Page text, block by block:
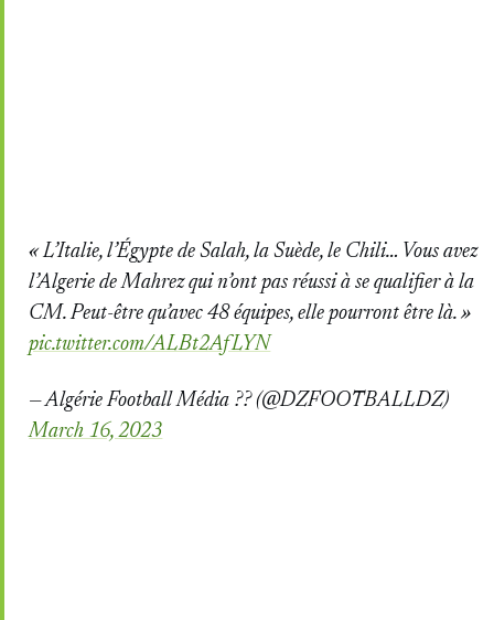
« L’Italie, l’Égypte de Salah, la Suède, le Chili… Vous avez
l’Algerie de Mahrez qui n’ont pas réussi à se qualifier à la
CM. Peut-être qu’avec 48 équipes, elle pourront être là. »
pic.twitter.com/ALBt2AfLYN
— Algérie Football Média ?? (@DZFOOTBALLDZ)
March 16, 2023